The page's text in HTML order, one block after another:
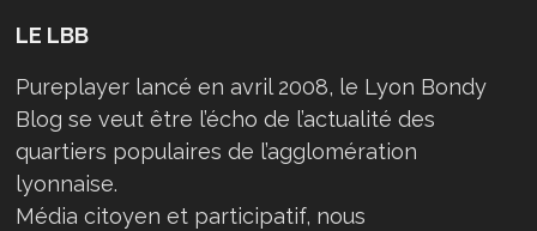
LE LBB
Pureplayer lancé en avril 2008, le Lyon Bondy
Blog se veut être l’écho de l’actualité des
quartiers populaires de l’agglomération
lyonnaise.
Média citoyen et participatif, nous